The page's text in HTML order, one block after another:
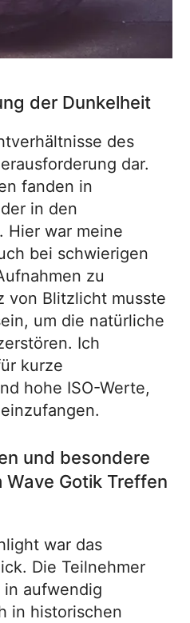
der Dunkelheit
des
dar.
fanden in
in den
Hier war meine
bei schwierigen
zu
von Blitzlicht musste
um die natürliche
Ich
kurze
hohe ISO-Werte,
und besondere
Gotik Treffen
war das
Die Teilnehmer
aufwendig
in historischen